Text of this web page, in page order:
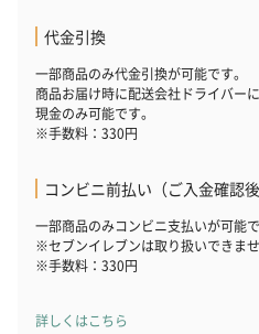
代金引換
一部商品のみ代金引換が可能です。
商品お届け時に配送会社ドライバー
現金のみ可能です。
※手数料：330円
コンビニ前払い（ご入金確認後
一部商品のみコンビニ支払いが可能で
※セブンイレブンは取り扱いできませ
※手数料：330円
詳しくはこちら